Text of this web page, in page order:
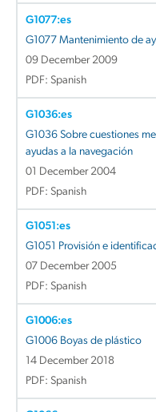
G1077:es
G1077 Mantenimiento de
09 December 2009
PDF: Spanish
G1036:es
G1036 Sobre cuestiones
ayudas a la navegación
01 December 2004
PDF: Spanish
G1051:es
G1051 Provisión e
07 December 2005
PDF: Spanish
G1006:es
G1006 Boyas de plástico
14 December 2018
PDF: Spanish